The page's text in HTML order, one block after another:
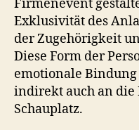
Firmenevent
Exklusivität des
der Zugehörigkeit
Diese Form der
emotionale
indirekt auch an die
Schauplatz.